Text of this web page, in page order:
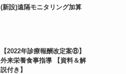
(新設)遠隔モニタリング加算
【2022年診療報酬改定案⑧】
外来栄養食事指導 【資料＆解
説付き】